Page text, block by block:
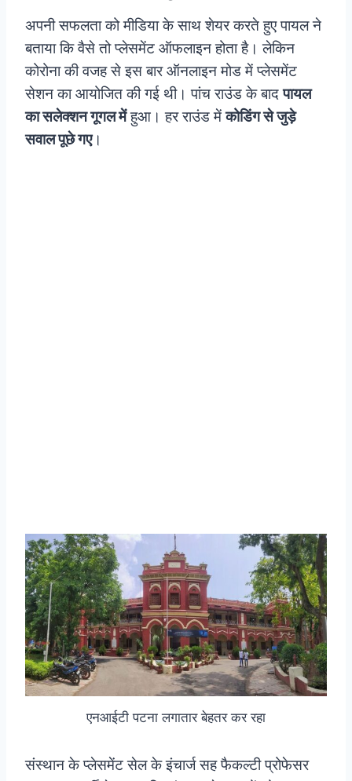
अपनी सफलता को मीडिया के साथ शेयर करते हुए पायल ने
बताया कि वैसे तो प्लेसमेंट ऑफलाइन होता है। लेकिन
कोरोना की वजह से इस बार ऑनलाइन मोड में प्लेसमेंट
सेशन का आयोजित की गई थी। पांच राउंड के बादपायल
का सलेक्शन गूगल मेंहुआ। हर राउंड मेंकोडिंग से जुड़े
सवाल पूछे गए।
एनआईटी पटना लगातार बेहतर कर रहा
संस्थान के प्लेसमेंट सेल के इंचार्ज सह फैकल्टी प्रोफेसर